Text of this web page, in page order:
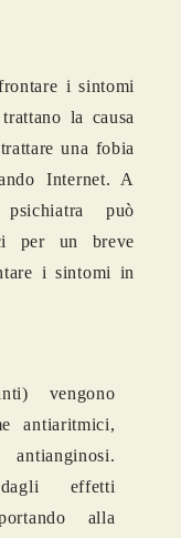
i sintomi
la causa
una fobia
Internet. A
può
per un breve
i sintomi in
vengono
antiaritmici,
effetti
alla